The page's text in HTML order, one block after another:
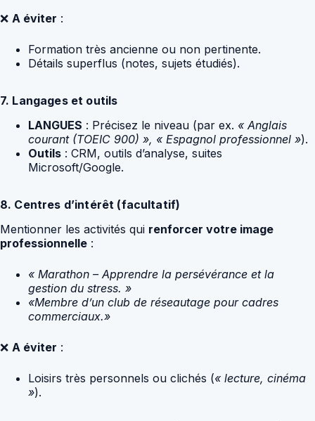
❌ A éviter :
Formation très ancienne ou non pertinente.
Détails superflus (notes, sujets étudiés).
7. Langages et outils
LANGUES : Précisez le niveau (par ex. « Anglais
courant (TOEIC 900) », « Espagnol professionnel »).
Outils : CRM, outils d’analyse, suites
Microsoft/Google.
8. Centres d’intérêt (facultatif)
Mentionner les activités qui renforcer votre image
professionnelle :
« Marathon – Apprendre la persévérance et la
gestion du stress. »
«Membre d’un club de réseautage pour cadres
commerciaux.»
❌ A éviter :
Loisirs très personnels ou clichés (« lecture, cinéma
»).